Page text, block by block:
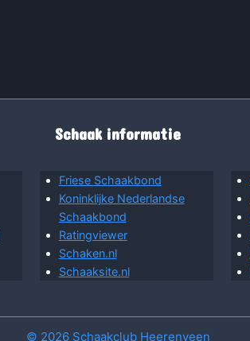
Schaak informatie
Friese Schaakbond
Koninklijke Nederlandse
Schaakbond
Ratingviewer
Schaken.nl
Schaaksite.nl
© 2026 Schaakclub Heerenveen